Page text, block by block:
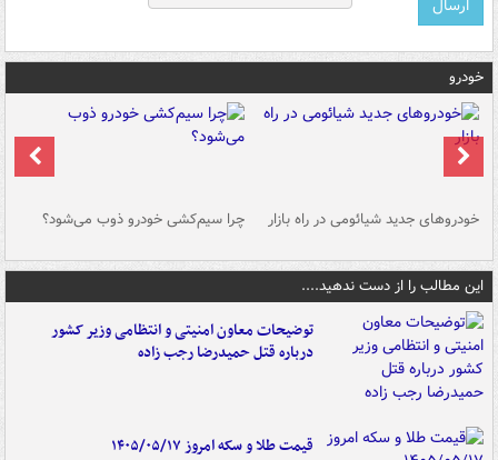
خودرو
خودروهای جدید شیائومی در راه بازار چرا سیم‌کشی خودرو ذوب می‌شود؟
این مطالب را از دست ندهید....
توضیحات معاون امنیتی و انتظامی وزیر کشور
درباره قتل حمیدرضا رجب زاده
قیمت طلا و سکه امروز ۱۴۰۵/۰۵/۱۷